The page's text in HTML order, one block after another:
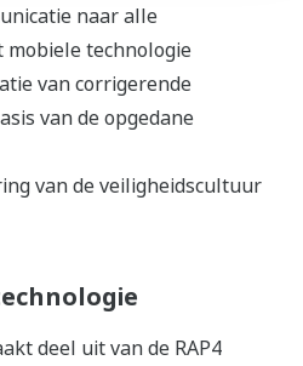
naar alle
mobiele technologie
van corrigerende
van de opgedane
van de veiligheidscultuur
deel uit van de RAP4